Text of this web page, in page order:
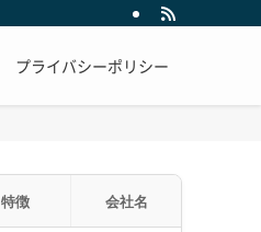
プライバシーポリシー
特徴 会社名